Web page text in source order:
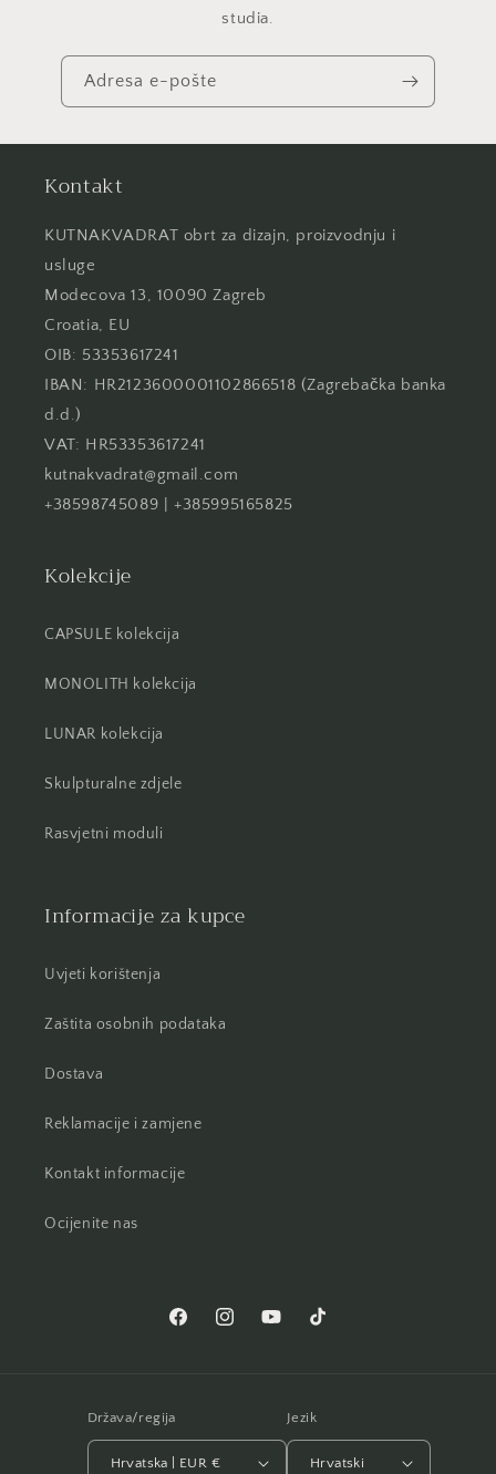
studia.
Adresa e-pošte
Kontakt
KUTNAKVADRAT obrt za dizajn, proizvodnju i
usluge
Modecova 13, 10090 Zagreb
Croatia, EU
OIB: 53353617241
IBAN: HR2123600001102866518 (Zagrebačka banka
d.d.)
VAT: HR53353617241
kutnakvadrat@gmail.com
+38598745089 | +385995165825
Kolekcije
CAPSULE kolekcija
MONOLITH kolekcija
LUNAR kolekcija
Skulpturalne zdjele
Rasvjetni moduli
Informacije za kupce
Uvjeti korištenja
Zaštita osobnih podataka
Dostava
Reklamacije i zamjene
Kontakt informacije
Ocijenite nas
FacebookInstagramYouTubeTikTok
Država/regija
Hrvatska | EUR €
Jezik
Hrvatski